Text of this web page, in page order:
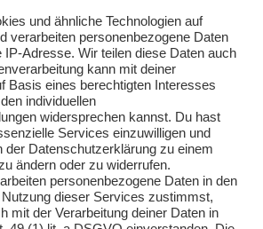
und ähnliche Technologien auf
verarbeiten personenbezogene Daten
IP-Adresse. Wir teilen diese Daten auch
kann mit deiner
Basis eines berechtigten Interesses
individuellen
widersprechen kannst. Du hast
Services einzuwilligen und
der Datenschutzerklärung zu einem
ändern oder zu widerrufen.
personenbezogene Daten in den
dieser Services zustimmst,
mit der Verarbeitung deiner Daten in